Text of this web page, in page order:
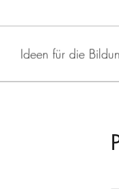
Ideen für die